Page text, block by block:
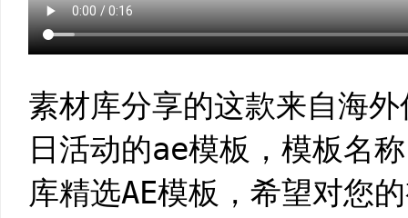
素材库分享的这款来自海
日活动的ae模板，模板名
库精选AE模板，希望对您